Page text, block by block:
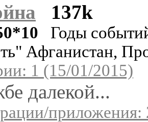
137k
Годы
Афганистан,
1 (15/01/2015)
далекой...
приложения: